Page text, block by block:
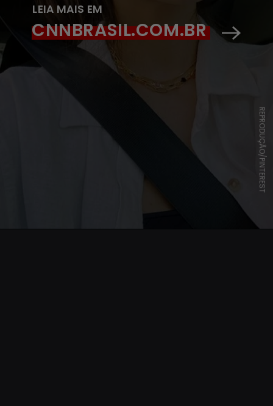
REPRODUÇÃO/PINTEREST
LEIA MAIS EM
CNNBRASIL.COM.BR